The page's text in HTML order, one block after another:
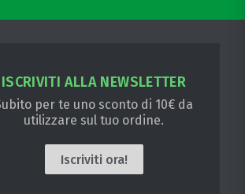
ISCRIVITI ALLA NEWSLETTER
per te uno sconto di 10€ da
utilizzare sul tuo ordine.
Iscriviti ora!